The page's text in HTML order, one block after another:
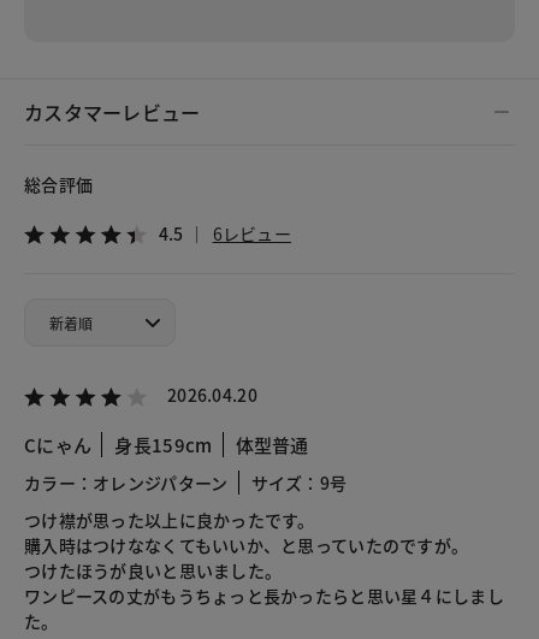
カスタマーレビュー
総合評価
4.5 6レビュー
2026.04.20
Cにゃん 身長159cm 体型普通
カラー：オレンジパターン
サイズ：9号
つけ襟が思った以上に良かったです。
購入時はつけななくてもいいか、と思っていたのですが。
つけたほうが良いと思いました。
ワンピースの丈がもうちょっと長かったらと思い星４にしまし
た。